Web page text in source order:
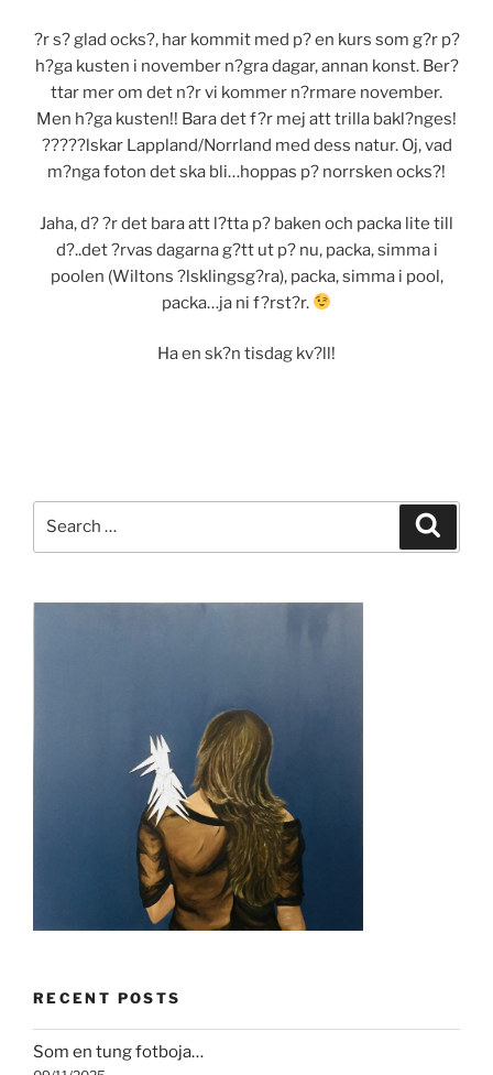
?r s? glad ocks?, har kommit med p? en kurs som g?r p?
h?ga kusten i november n?gra dagar, annan konst. Ber?
ttar mer om det n?r vi kommer n?rmare november.
Men h?ga kusten!! Bara det f?r mej att trilla bakl?nges!
?????lskar Lappland/Norrland med dess natur. Oj, vad
m?nga foton det ska bli…hoppas p? norrsken ocks?!
Jaha, d? ?r det bara att l?tta p? baken och packa lite till
d?..det ?rvas dagarna g?tt ut p? nu, packa, simma i
poolen (Wiltons ?lsklingsg?ra), packa, simma i pool,
packa…ja ni f?rst?r.
Ha en sk?n tisdag kv?ll!
RECENT POSTS
Som en tung fotboja…